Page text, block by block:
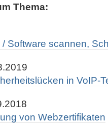
Thema:
Software scannen,
in VoIP-
von Webzertifikaten